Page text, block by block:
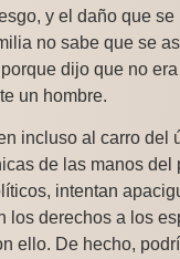
y el daño que
no sabe que se
dijo que no
un hombre.
incluso al carro del
de las manos del
intentan
los derechos a los
ello. De hecho,